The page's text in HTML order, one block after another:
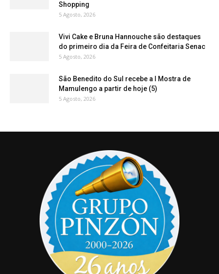
Shopping
5 Agosto, 2026
Vivi Cake e Bruna Hannouche são destaques
do primeiro dia da Feira de Confeitaria Senac
5 Agosto, 2026
São Benedito do Sul recebe a I Mostra de
Mamulengo a partir de hoje (5)
5 Agosto, 2026